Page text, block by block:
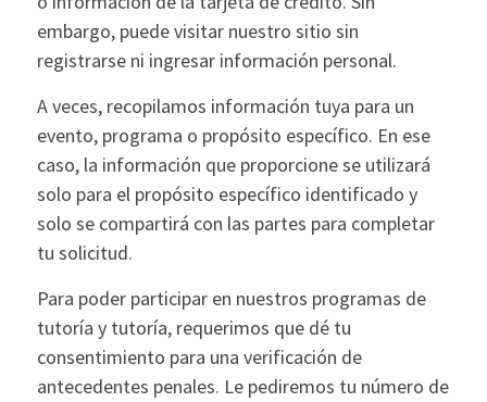
embargo, puede visitar nuestro sitio sin
registrarse ni ingresar información personal.
A veces, recopilamos información tuya para un
evento, programa o propósito específico. En ese
caso, la información que proporcione se utilizará
solo para el propósito específico identificado y
solo se compartirá con las partes para completar
tu solicitud.
Para poder participar en nuestros programas de
tutoría y tutoría, requerimos que dé tu
consentimiento para una verificación de
antecedentes penales. Le pediremos tu número de